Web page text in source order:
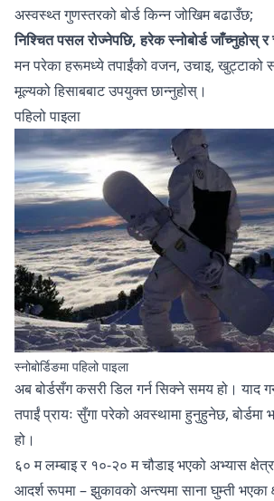
अस्वस्थ्त गुणस्तरको बोर्ड किन्न जोखिम बढाउँछ;
निश्चित पसल रोज्नेपछि, हरेक स्नोबोर्ड जाँच्नुहोस्
मन परेका हरूमध्ये तपाईंको वजन, उचाइ, खुट्टाको
मूल्यको हिसाबबाट उपयुक्त छान्नुहोस्।
पहिलो पाइला
स्नोबोर्डिङमा पहिलो पाइला
अब बोर्डसँग कसरी डिल गर्न सिक्ने समय हो। याद
तपाईं प्रायः सुँगा परेको अवस्थामा हुनुहुनेछ, बोर्डमा
हो।
६० म लम्बाइ र १०-२० म चौडाइ भएको अभ्यास
आदर्श रूपमा – झुकावको अन्त्यमा साना घुम्ती भएका